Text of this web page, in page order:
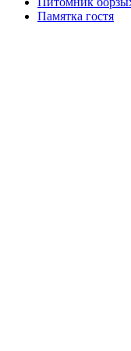
Памятка гостя